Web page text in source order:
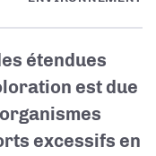
étendues
est due
excessifs en